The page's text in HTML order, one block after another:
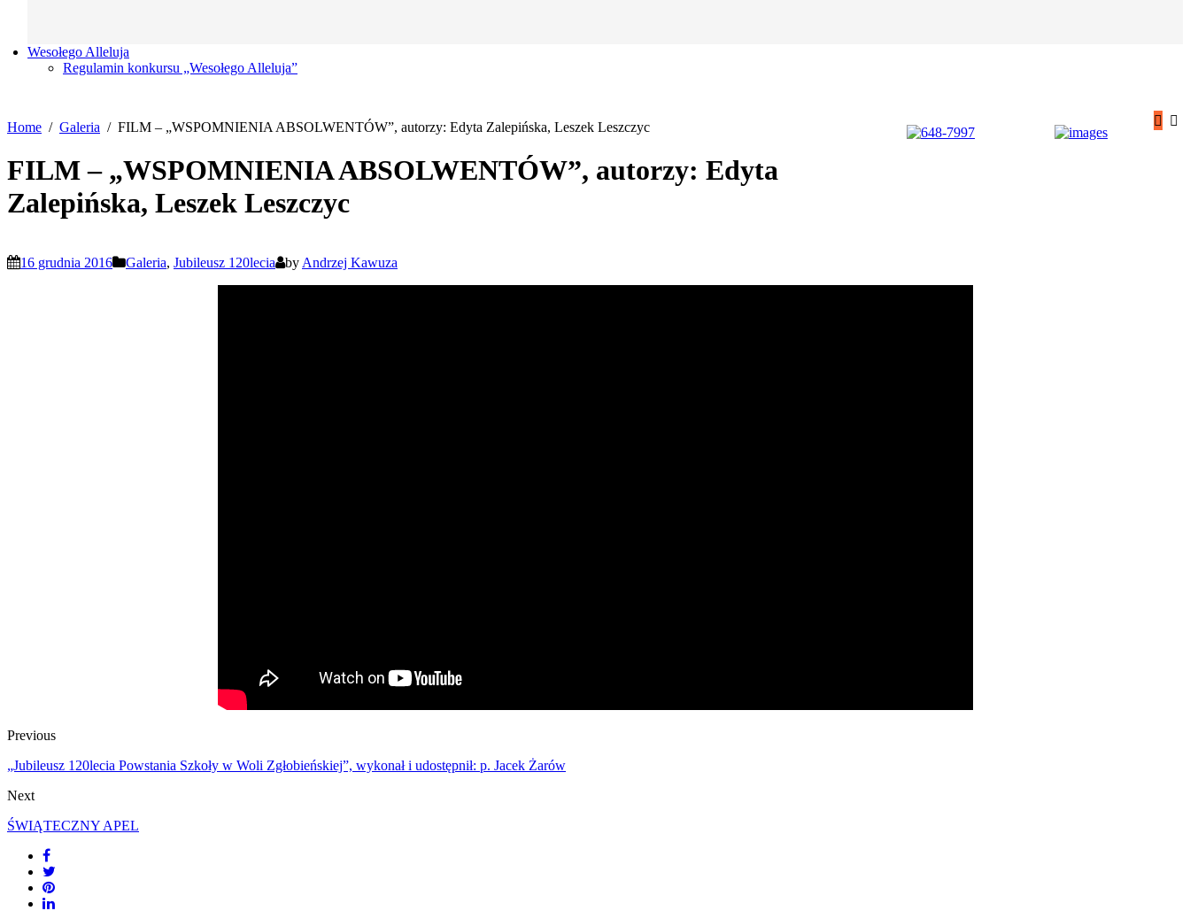
Wesołego Alleluja
Regulamin konkursu „Wesołego Alleluja”
Home Galeria FILM – „WSPOMNIENIA ABSOLWENTÓW”, autorzy: Edyta Zalepińska, Leszek Leszczyc
FILM – „WSPOMNIENIA ABSOLWENTÓW”, autorzy: Edyta
Zalepińska, Leszek Leszczyc
16 grudnia 2016 Galeria, Jubileusz 120lecia by Andrzej Kawuza
Previous
„Jubileusz 120lecia Powstania Szkoły w Woli Zgłobieńskiej”, wykonał i udostępnił: p. Jacek Żarów
Next
ŚWIĄTECZNY APEL